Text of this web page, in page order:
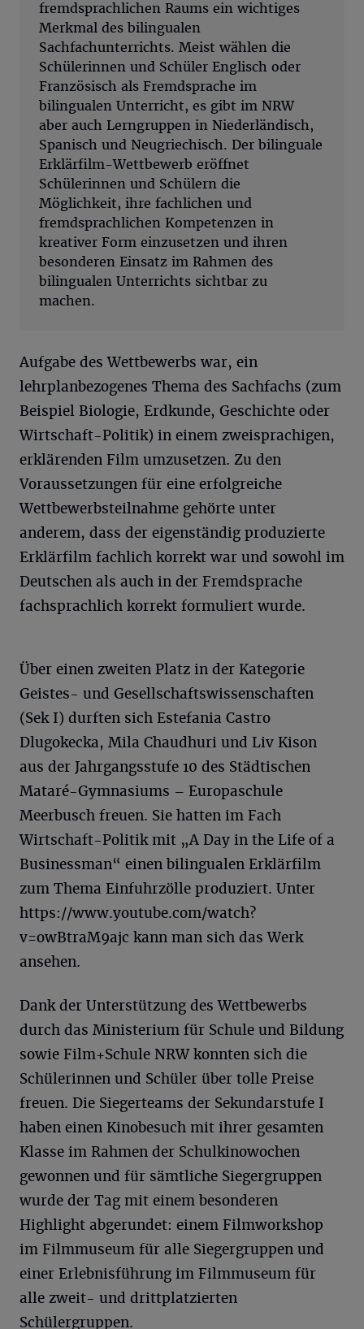
fremdsprachlichen Raums ein wichtiges
Merkmal des bilingualen
Sachfachunterrichts. Meist wählen die
Schülerinnen und Schüler Englisch oder
Französisch als Fremdsprache im
bilingualen Unterricht, es gibt im NRW
aber auch Lerngruppen in Niederländisch,
Spanisch und Neugriechisch. Der bilinguale
Erklärfilm-Wettbewerb eröffnet
Schülerinnen und Schülern die
Möglichkeit, ihre fachlichen und
fremdsprachlichen Kompetenzen in
kreativer Form einzusetzen und ihren
besonderen Einsatz im Rahmen des
bilingualen Unterrichts sichtbar zu
machen.
Aufgabe des Wettbewerbs war, ein
lehrplanbezogenes Thema des Sachfachs (zum
Beispiel Biologie, Erdkunde, Geschichte oder
Wirtschaft-Politik) in einem zweisprachigen,
erklärenden Film umzusetzen. Zu den
Voraussetzungen für eine erfolgreiche
Wettbewerbsteilnahme gehörte unter
anderem, dass der eigenständig produzierte
Erklärfilm fachlich korrekt war und sowohl im
Deutschen als auch in der Fremdsprache
fachsprachlich korrekt formuliert wurde.
Über einen zweiten Platz in der Kategorie
Geistes- und Gesellschaftswissenschaften
(Sek I) durften sich Estefania Castro
Dlugokecka, Mila Chaudhuri und Liv Kison
aus der Jahrgangsstufe 10 des Städtischen
Mataré-Gymnasiums – Europaschule
Meerbusch freuen. Sie hatten im Fach
Wirtschaft-Politik mit „A Day in the Life of a
Businessman“ einen bilingualen Erklärfilm
zum Thema Einfuhrzölle produziert. Unter
https://www.youtube.com/watch?
v=owBtraM9ajc kann man sich das Werk
ansehen.
Dank der Unterstützung des Wettbewerbs
durch das Ministerium für Schule und Bildung
sowie Film+Schule NRW konnten sich die
Schülerinnen und Schüler über tolle Preise
freuen. Die Siegerteams der Sekundarstufe I
haben einen Kinobesuch mit ihrer gesamten
Klasse im Rahmen der Schulkinowochen
gewonnen und für sämtliche Siegergruppen
wurde der Tag mit einem besonderen
Highlight abgerundet: einem Filmworkshop
im Filmmuseum für alle Siegergruppen und
einer Erlebnisführung im Filmmuseum für
alle zweit- und drittplatzierten
Schülergruppen.